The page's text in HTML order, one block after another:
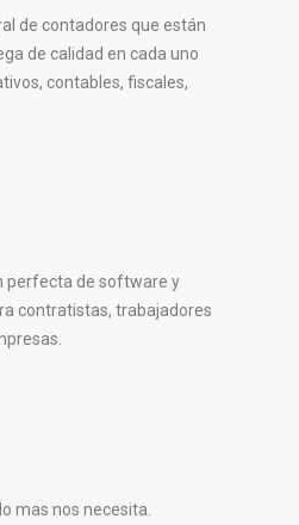
de contadores que están
de calidad en cada uno
contables, fiscales,
perfecta de software y
contratistas, trabajadores
mas nos necesita.